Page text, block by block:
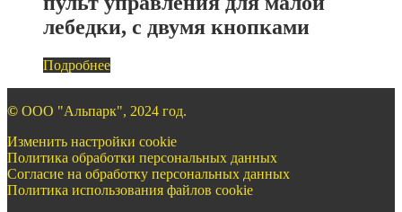
лебедки, с двумя кнопками
Подробнее
© ООО "Альпарк", 2024 год.
Изменить настройки cookie
Политика обработки персональных данных
Согласие на обработку персональных данных
Политика использования файлов cookie